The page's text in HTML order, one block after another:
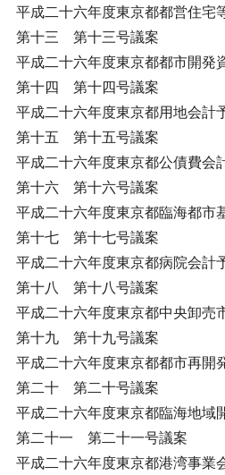
平成二十六年度東京都都営住宅
第十三 第十三号議案
平成二十六年度東京都都市開発
第十四 第十四号議案
平成二十六年度東京都用地会計
第十五 第十五号議案
平成二十六年度東京都公債費会
第十六 第十六号議案
平成二十六年度東京都臨海都市
第十七 第十七号議案
平成二十六年度東京都病院会計
第十八 第十八号議案
平成二十六年度東京都中央卸売
第十九 第十九号議案
平成二十六年度東京都都市再開
第二十 第二十号議案
平成二十六年度東京都臨海地域
第二十一 第二十一号議案
平成二十六年度東京都港湾事業